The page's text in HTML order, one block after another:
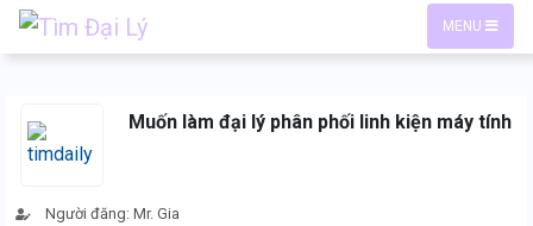
MENU
Muốn làm đại lý phân phối linh kiện máy tính
Người đăng: Mr. Gia